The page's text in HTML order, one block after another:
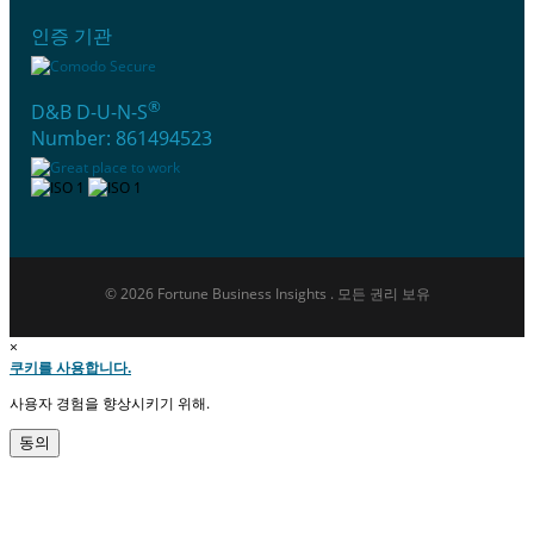
인증 기관
D&B D-U-N-S®
Number: 861494523
© 2026 Fortune Business Insights . 모든 권리 보유
×
쿠키를 사용합니다.
사용자 경험을 향상시키기 위해.
동의